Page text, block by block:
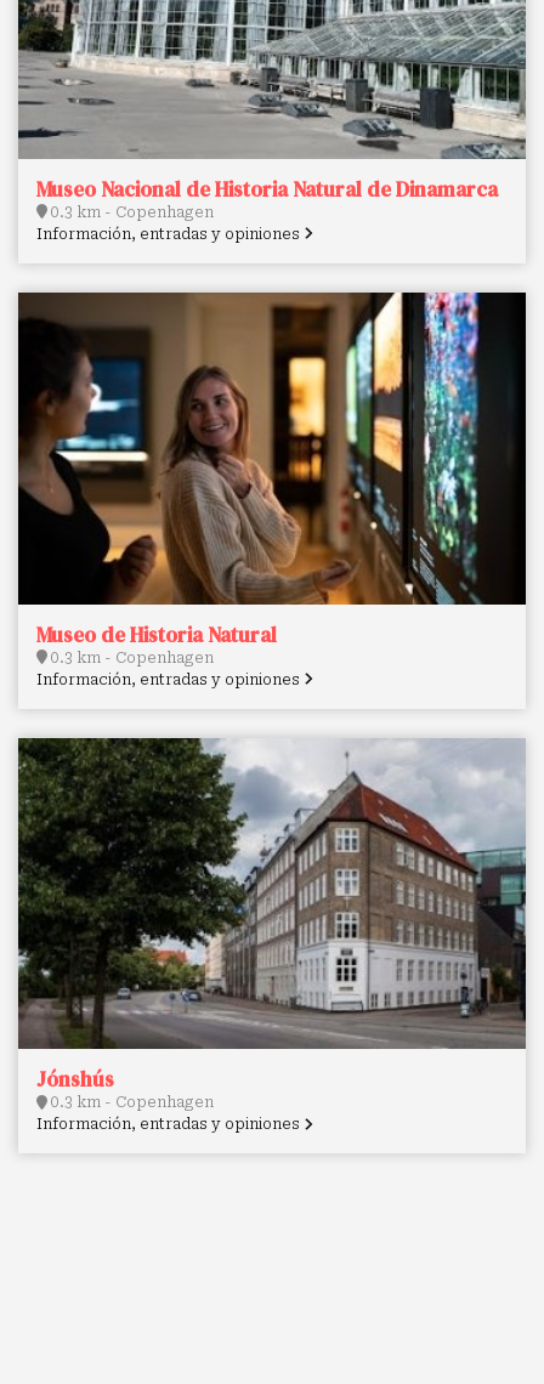
Museo Nacional de Historia Natural de Dinamarca
0.3 km - Copenhagen
Información, entradas y opiniones
Museo de Historia Natural
0.3 km - Copenhagen
Información, entradas y opiniones
Jónshús
0.3 km - Copenhagen
Información, entradas y opiniones